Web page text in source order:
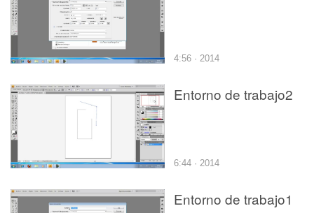
4:56 · 2014
Entorno de trabajo2
6:44 · 2014
Entorno de trabajo1